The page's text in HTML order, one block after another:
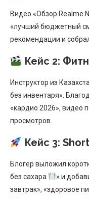
Видео «Обзор Realme
«лучший бюджетный
рекомендации и
Кейс 2:
Инструктор из
без инвентаря».
«кардио 2026», видео
просмотров.
Кейс 3:
Блогер выложил
без сахара
» и
завтрак», «здоровое